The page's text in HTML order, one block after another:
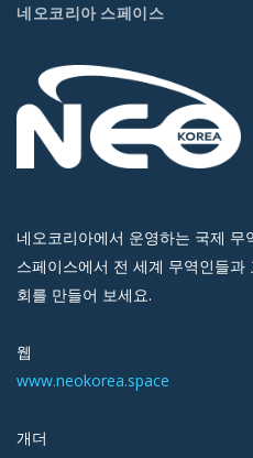
네오코리아 스페이스
네오코리아에서 운영하는 국제
스페이스에서 전 세계 무역인들
회를 만들어 보세요.
웹
www.neokorea.space
개더